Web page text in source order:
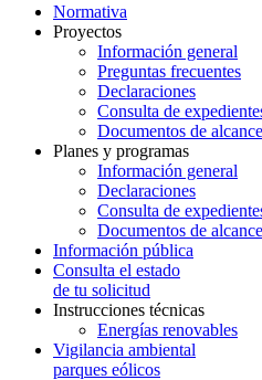
Normativa
Proyectos
Información general
Preguntas frecuentes
Declaraciones
Consulta de
Documentos de alcance
Planes y programas
Información general
Declaraciones
Consulta de
Documentos de alcance
Información pública
Consulta el estado
de tu solicitud
Instrucciones técnicas
Energías renovables
Vigilancia ambiental
parques eólicos